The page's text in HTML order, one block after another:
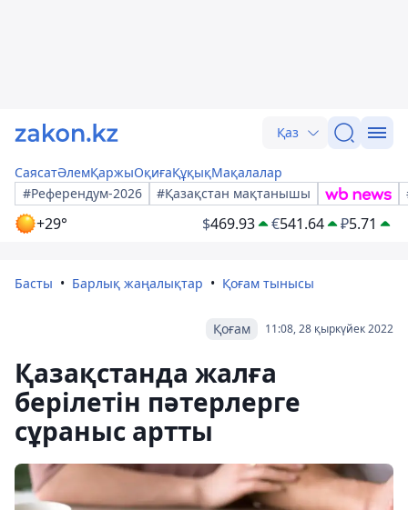
Қаз
СаясатӘлемҚаржыОқиғаҚұқықМақалалар
#Референдум-2026
#Қазақстан мақтанышы
+29° $469.93 €541.64 ₽5.71
Басты Барлық жаңалықтар Қоғам тынысы
11:08, 28 қыркүйек 2022
Қоғам
Қазақстанда жалға
берілетін пәтерлерге
сұраныс артты